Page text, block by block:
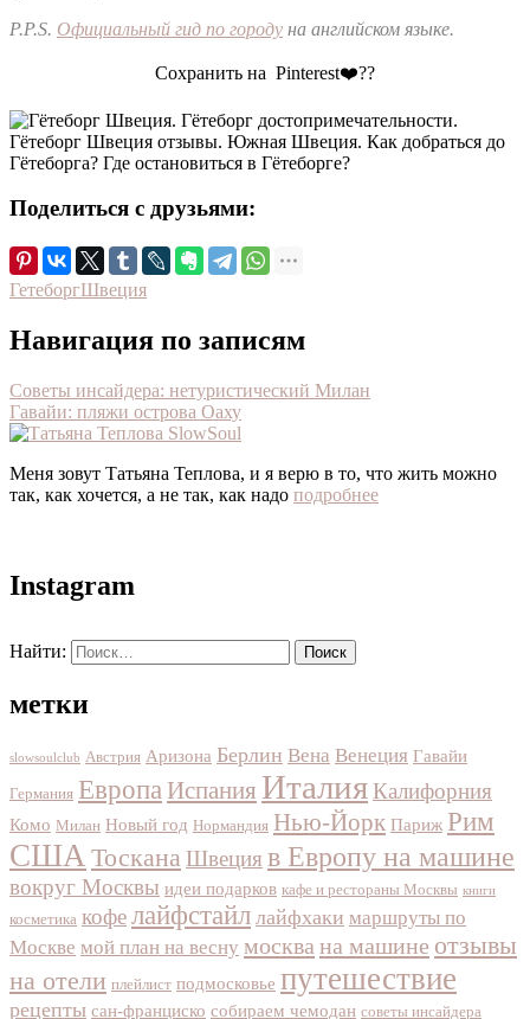
P.P.S. Официальный гид по городу на английском языке.
Сохранить на Pinterest❤️??
Поделиться с друзьями:
ГетеборгШвеция
Навигация по записям
Советы инсайдера: нетуристический Милан
Гавайи: пляжи острова Оаху
Меня зовут Татьяна Теплова, и я верю в то, что жить можно
так, как хочется, а не так, как надо подробнее
Instagram
Найти:
метки
slowsoulclub Австрия Аризона Берлин Вена Венеция Гавайи
Германия Европа Испания ИталияКалифорния
Комо Милан Новый год Нормандия Нью-Йорк Париж Рим
США ТосканаШвеция в Европу на машине
вокруг Москвы идеи подарков кафе и рестораны Москвы книги
косметика кофелайфстайл лайфхаки маршруты по
Москве мой план на весну москвана машине отзывы
на отели плейлист подмосковье путешествие
рецепты сан-франциско собираем чемодан советы инсайдера